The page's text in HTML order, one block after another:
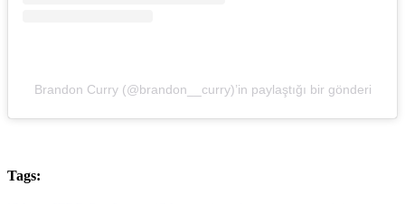
Brandon Curry (@brandon__curry)’in paylaştığı bir gönderi
Tags: